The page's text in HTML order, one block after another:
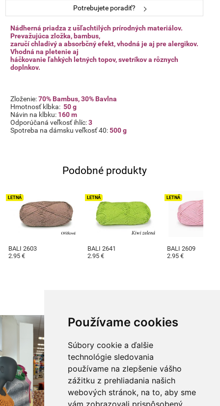
Používame cookies
Súbory cookie a ďalšie
technológie sledovania
používame na zlepšenie vášho
zážitku z prehliadania našich
webových stránok, na to, aby sme
vám zobrazovali prispôsobený
Potrebujete poradiť?
Nádherná priadza z ušľachtilých prírodných materiálov.
Prevažujúca zložka, bambus,
zaručí chladivý a absorbčný efekt, vhodná je aj pre alergikov.
Vhodná na pletenie aj
háčkovanie ľahkých letných topov, svetríkov a rôznych
doplnkov.
Zloženie:70% Bambus, 30% Bavlna
Hmotnosť klbka: 50 g
Návin na klbku: 160m
Odporúčaná veľkosť ihlíc:3
Spotreba na dámsku veľkosť 40:500 g
Podobné produkty
BALI 2603
LETNÁ
2.95 €
BALI 2641
LETNÁ
2.95 €
BALI 2609
LETNÁ
2.95 €